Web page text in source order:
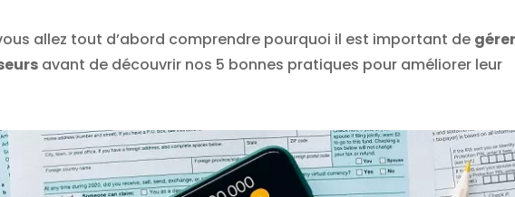
allez tout d’abord comprendre pourquoi il est important de
avant de découvrir nos 5 bonnes pratiques pour améliorer leur